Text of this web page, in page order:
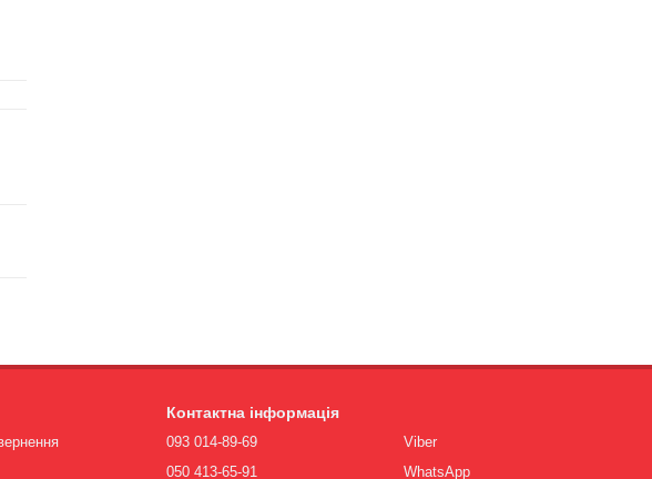
Контактна інформація
093 014-89-69
050 413-65-91
Viber
WhatsApp